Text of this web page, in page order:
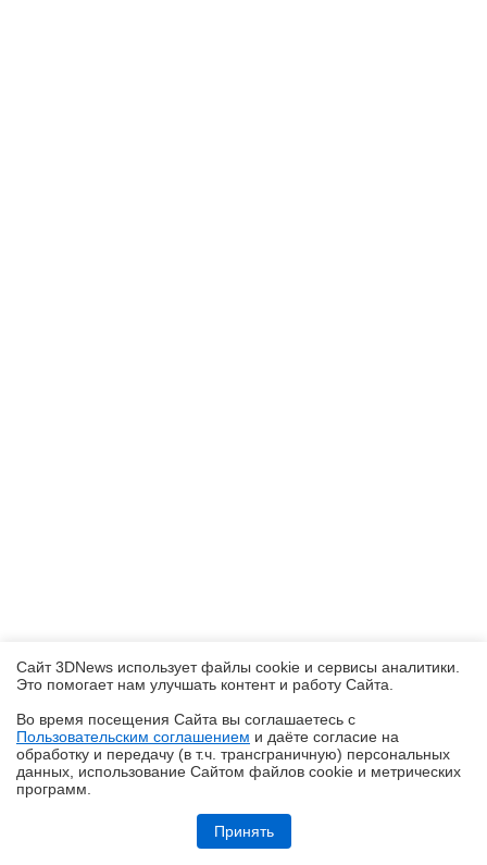
Обзор игрового Tandem WOLED-монитора ASUS ROG Strix OLED
XG27AQWMG: запланированный апгрейд
Сайт 3DNews использует файлы cookie и сервисы аналитики.
Это помогает нам улучшать контент и работу Cайта.
Во время посещения Cайта вы соглашаетесь с
Пользовательским соглашением и даёте согласие на
обработку и передачу (в т.ч. трансграничную) персональных
данных, использование Cайтом файлов cookie и метрических
программ.
Принять